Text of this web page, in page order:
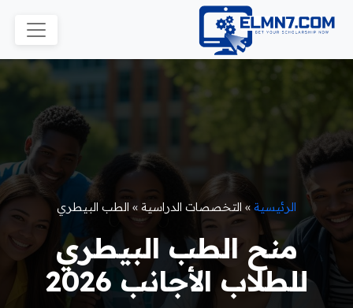
الرئيسية » التخصصات الدراسية » الطب البيطري
منح الطب البيطري
للطلاب الأجانب 2026